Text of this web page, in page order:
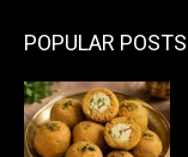
POPULAR POSTS